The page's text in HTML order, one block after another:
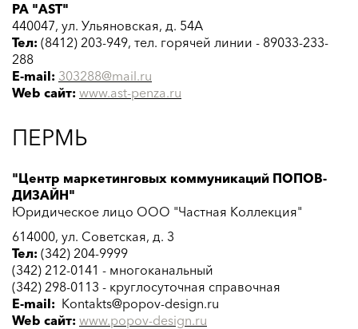
РА "AST"
440047, ул. Ульяновская, д. 54А
Тел: (8412) 203-949, тел. горячей линии - 89033-233-
288
E-mail: 303288@mail.ru
Web сайт: www.ast-penza.ru
ПЕРМЬ
"Центр маркетинговых коммуникаций ПОПОВ-
ДИЗАЙН"
Юридическое лицо ООО "Частная Коллекция"
614000, ул. Советская, д. 3
Тел: (342) 204-9999
(342) 212-0141 - многоканальный
(342) 298-0113 - круглосуточная справочная
E-mail: Kontakts@popov-design.ru
Web сайт: www.popov-design.ru